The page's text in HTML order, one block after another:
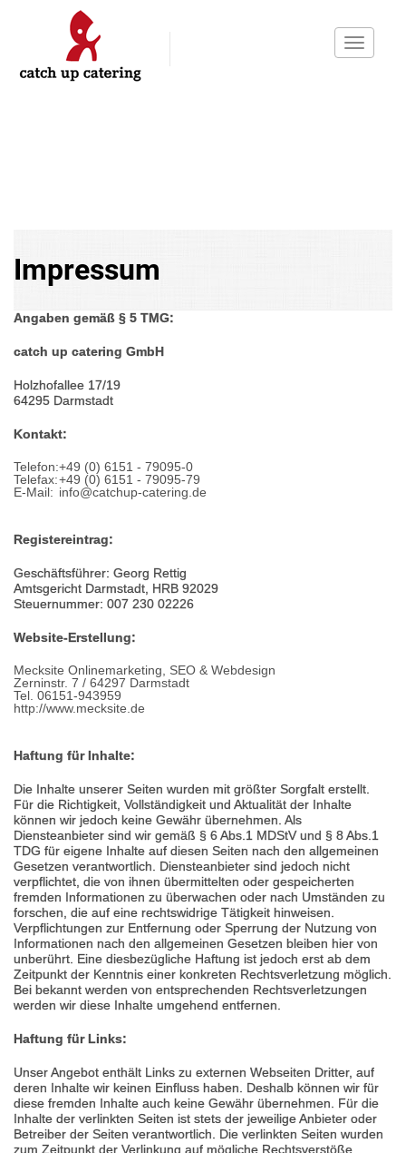
Impressum
Angaben gemäß § 5 TMG:
catch up catering GmbH
Holzhofallee 17/19
64295 Darmstadt
Kontakt:
Telefon:+49 (0) 6151 - 79095-0
Telefax:+49 (0) 6151 - 79095-79
E-Mail: info@catchup-catering.de
Registereintrag:
Geschäftsführer: Georg Rettig
Amtsgericht Darmstadt, HRB 92029
Steuernummer: 007 230 02226
Website-Erstellung:
Mecksite Onlinemarketing, SEO & Webdesign
Zerninstr. 7 / 64297 Darmstadt
Tel. 06151-943959
http://www.mecksite.de
Haftung für Inhalte:
Die Inhalte unserer Seiten wurden mit größter Sorgfalt erstellt.
Für die Richtigkeit, Vollständigkeit und Aktualität der Inhalte
können wir jedoch keine Gewähr übernehmen. Als
Diensteanbieter sind wir gemäß § 6 Abs.1 MDStV und § 8 Abs.1
TDG für eigene Inhalte auf diesen Seiten nach den allgemeinen
Gesetzen verantwortlich. Diensteanbieter sind jedoch nicht
verpflichtet, die von ihnen übermittelten oder gespeicherten
fremden Informationen zu überwachen oder nach Umständen zu
forschen, die auf eine rechtswidrige Tätigkeit hinweisen.
Verpflichtungen zur Entfernung oder Sperrung der Nutzung von
Informationen nach den allgemeinen Gesetzen bleiben hier von
unberührt. Eine diesbezügliche Haftung ist jedoch erst ab dem
Zeitpunkt der Kenntnis einer konkreten Rechtsverletzung möglich.
Bei bekannt werden von entsprechenden Rechtsverletzungen
werden wir diese Inhalte umgehend entfernen.
Haftung für Links:
Unser Angebot enthält Links zu externen Webseiten Dritter, auf
deren Inhalte wir keinen Einfluss haben. Deshalb können wir für
diese fremden Inhalte auch keine Gewähr übernehmen. Für die
Inhalte der verlinkten Seiten ist stets der jeweilige Anbieter oder
Betreiber der Seiten verantwortlich. Die verlinkten Seiten wurden
zum Zeitpunkt der Verlinkung auf mögliche Rechtsverstöße